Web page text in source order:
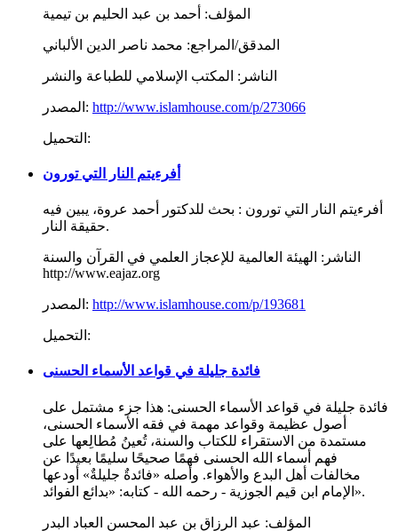
المؤلف: أحمد بن عبد الحليم بن تيمية
المدقق/المراجع: محمد ناصر الدين الألباني
الناشر: المكتب الإسلامي للطباعة والنشر
المصدر: http://www.islamhouse.com/p/273066
التحميل:
أفرءيتم النار التي تورون
أفرءيتم النار التي تورون : بحث للدكتور أحمد عروة، يبين فيه
حقيقة النار.
الناشر: الهيئة العالمية للإعجاز العلمي في القرآن والسنة
http://www.eajaz.org
المصدر: http://www.islamhouse.com/p/193681
التحميل:
فائدة جليلة في قواعد الأسماء الحسنى
فائدة جليلة في قواعد الأسماء الحسنى: هذا جزء مشتمل على
أصول عظيمة وقواعد مهمة في فقه الأسماء الحسنى،
مستمدة من الاستقراء للكتاب والسنة، تُعينُ مُطالِعها على
فهم أسماء الله الحسنى فهمًا صحيحًا سليمًا بعيدًا عن
مخالفات أهل البدع والأهواء. وأصله «فائدةٌ جليلةٌ» أودعها
الإمام ابن قيم الجوزية - رحمه الله - كتابه: «بدائع الفوائد».
المؤلف: عبد الرزاق بن عبد المحسن العباد البدر